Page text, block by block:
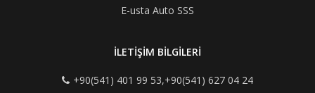
E-usta Auto SSS
İLETİŞİM BİLGİLERİ
+90(541) 401 99 53,+90(541) 627 04 24